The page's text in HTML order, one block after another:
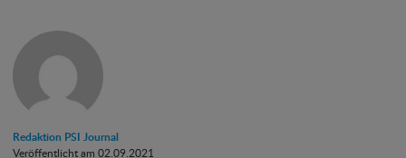
Redaktion PSI Journal
Veröffentlicht am 02.09.2021